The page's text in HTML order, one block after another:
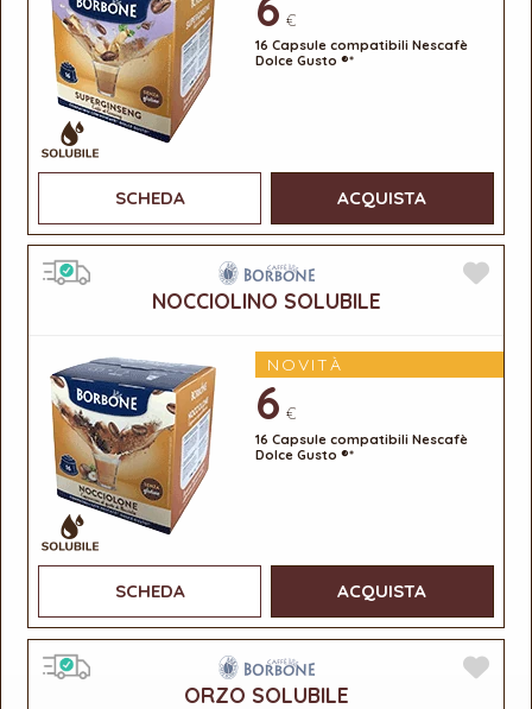
€
16 Capsule compatibili Nescafè
Dolce Gusto ®*
SCHEDA ACQUISTA
NOCCIOLINO SOLUBILE
NOVITÀ
6 €
16 Capsule compatibili Nescafè
Dolce Gusto ®*
SCHEDA ACQUISTA
ORZO SOLUBILE